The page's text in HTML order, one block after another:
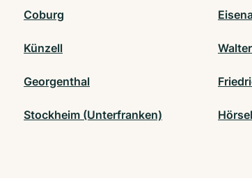
Coburg
Künzell
Georgenthal
Stockheim (Unterfranken)